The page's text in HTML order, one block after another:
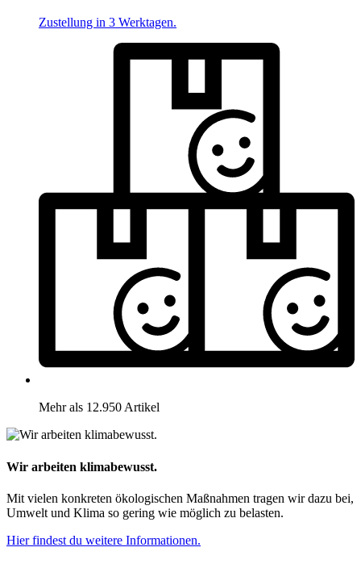
Zustellung in 3 Werktagen.
Mehr als 12.950 Artikel
Wir arbeiten klimabewusst.
Mit vielen konkreten ökologischen Maßnahmen tragen wir dazu bei,
Umwelt und Klima so gering wie möglich zu belasten.
Hier findest du weitere Informationen.